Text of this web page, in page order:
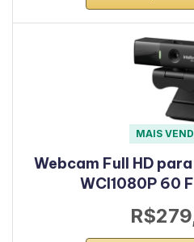
MAIS
Webcam Full HD
WCI1080P 60